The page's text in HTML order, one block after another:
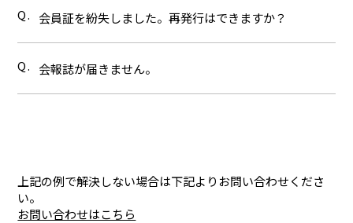
Q. 会員証を紛失しました。再発行はできますか？
Q. 会報誌が届きません。
上記の例で解決しない場合は下記よりお問い合わせくださ
い。
お問い合わせはこちら